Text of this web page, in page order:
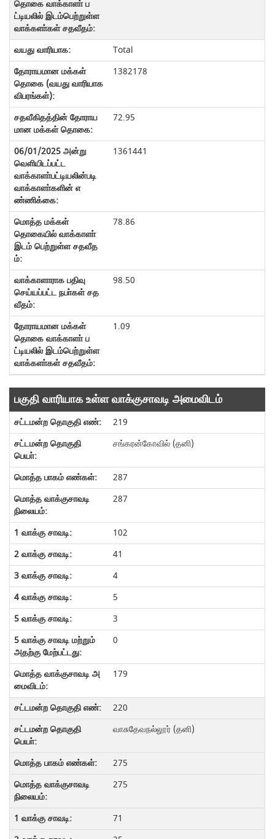
Total
1382178
72.95
1361441
78.86
98.50
1.09
பகுதி வாரியாக உள்ள வாக்குசாவடி அமைவிடம்
219
சங்கரன்கோவில் (தனி)
287
287
102
41
4
5
3
0
179
220
வாசுதேவநல்லூர் (தனி)
275
275
71